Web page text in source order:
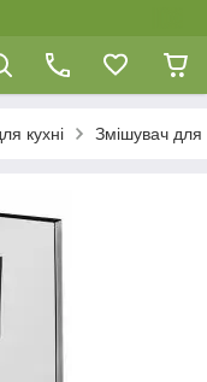
кухні Змішувач